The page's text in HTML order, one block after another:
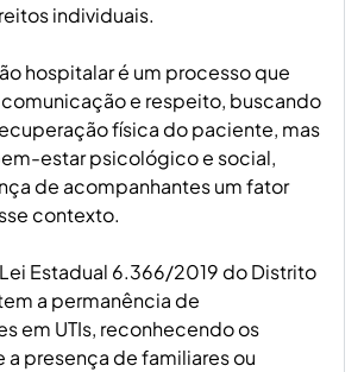
individuais.
hospitalar é um processo que
e respeito, buscando
física do paciente, mas
estar psicológico e social,
de acompanhantes um fator
contexto.
Estadual 6.366/2019 do Distrito
a permanência de
em UTIs, reconhecendo os
presença de familiares ou